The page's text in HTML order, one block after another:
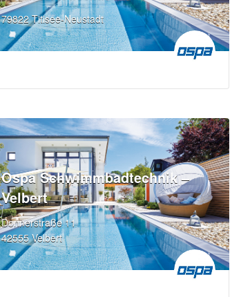
79822 Titisee-Neustadt
Ospa Schwimmbadtechnik –
Velbert
Donnerstraße 11
42555 Velbert